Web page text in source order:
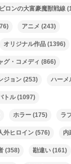
ロンの大富豪魔獣戦線
アニメ (243)
オリジナル作品 (1396)
グ・コメディ (866)
ジョン (253) ハーメ
トル(1097)
ホラー (175) ラ
外ヒロイン (576) 内
(358) 勘違い (161)